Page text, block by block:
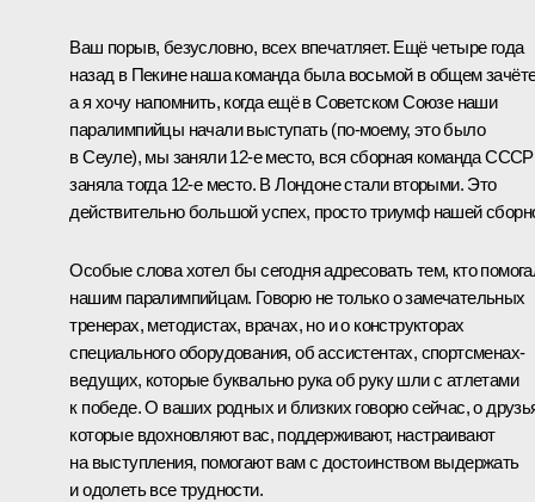
Ваш порыв, безусловно, всех впечатляет. Ещё четыре года
назад в Пекине наша команда была восьмой в общем
а я хочу напомнить, когда ещё в Советском Союзе наши
паралимпийцы начали выступать (по‑моему, это было
в Сеуле), мы заняли 12-е место, вся сборная команда СССР
заняла тогда 12-е место. В Лондоне стали вторыми. Это
действительно большой успех, просто триумф нашей
Особые слова хотел бы сегодня адресовать тем, кто
нашим паралимпийцам. Говорю не только о замечательных
тренерах, методистах, врачах, но и о конструкторах
специального оборудования, об ассистентах, спортсменах-
ведущих, которые буквально рука об руку шли с атлетами
к победе. О ваших родных и близких говорю сейчас, о
которые вдохновляют вас, поддерживают, настраивают
на выступления, помогают вам с достоинством выдержать
и одолеть все трудности.